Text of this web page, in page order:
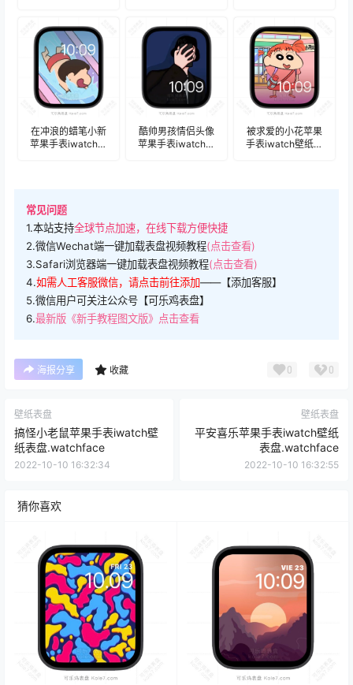
在冲浪的蜡笔小新
苹果手表iwatch壁
酷帅男孩情侣头像
苹果手表iwatch壁
被求爱的小花苹果
手表iwatch壁纸表
常见问题
1.本站支持全球节点加速，在线下载方便快捷
2.微信Wechat端一键加载表盘视频教程(点击查看)
3.Safari浏览器端一键加载表盘视频教程(点击查看)
4.如需人工客服微信，请点击前往添加——【添加客服】
5.微信用户可关注公众号【可乐鸡表盘】
6.最新版《新手教程图文版》点击查看
海报分享 收藏 0 0
壁纸表盘
搞怪小老鼠苹果手表iwatch壁
纸表盘.watchface
2022-10-10 16:32:34
壁纸表盘
平安喜乐苹果手表iwatch壁纸
表盘.watchface
2022-10-10 16:32:55
猜你喜欢